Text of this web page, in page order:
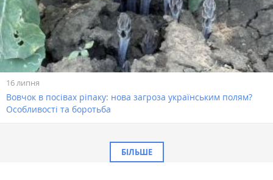
16 липня
Вовчок в посівах ріпаку: нова загроза українським полям?
Особливості та боротьба
БІЛЬШЕ